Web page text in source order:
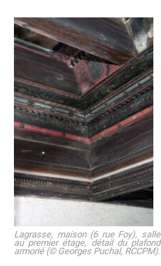
Lagrasse, maison (6 rue Foy), salle
au premier étage, détail du plafond
armorié (© Georges Puchal, RCCPM).